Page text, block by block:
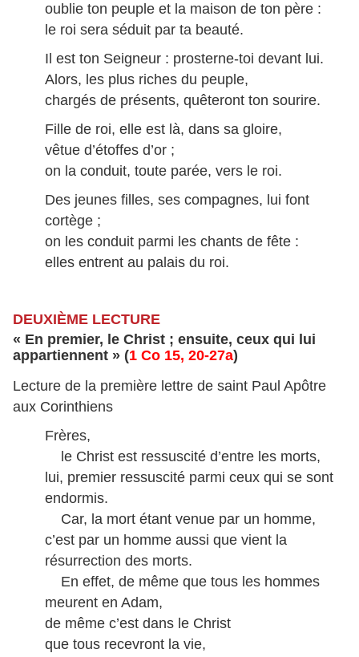
oublie ton peuple et la maison de ton père :
le roi sera séduit par ta beauté.
Il est ton Seigneur : prosterne-toi devant lui.
Alors, les plus riches du peuple,
chargés de présents, quêteront ton sourire.
Fille de roi, elle est là, dans sa gloire,
vêtue d’étoffes d’or ;
on la conduit, toute parée, vers le roi.
Des jeunes filles, ses compagnes, lui font
cortège ;
on les conduit parmi les chants de fête :
elles entrent au palais du roi.
DEUXIÈME LECTURE
« En premier, le Christ ; ensuite, ceux qui lui
appartiennent » (1 Co 15, 20-27a)
Lecture de la première lettre de saint Paul Apôtre
aux Corinthiens
Frères,
le Christ est ressuscité d’entre les morts,
lui, premier ressuscité parmi ceux qui se sont
endormis.
Car, la mort étant venue par un homme,
c’est par un homme aussi que vient la
résurrection des morts.
En effet, de même que tous les hommes
meurent en Adam,
de même c’est dans le Christ
que tous recevront la vie,